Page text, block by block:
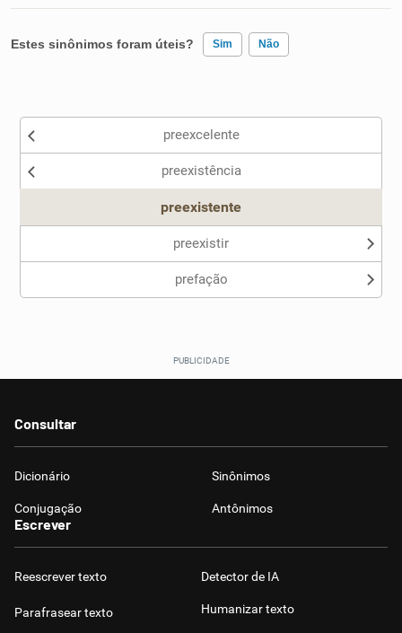
Estes sinônimos foram úteis? Sim Não
Nenhum dos sinônimos apresentados me ajudou
preexcelente
preexistência
preexistente
preexistir
prefação
Consultar
Dicionário Sinônimos
Conjugação Antônimos
Escrever
Reescrever texto
Parafrasear texto
Detector de IA
Humanizar texto